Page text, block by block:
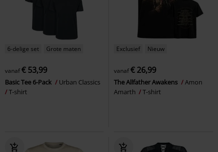
6-delige set Grote maten
vanaf€ 53,99
Basic Tee 6-Pack
Urban Classics
T-shirt
Exclusief Nieuw
vanaf€ 26,99
The Allfather Awakens
Amon
Amarth
T-shirt